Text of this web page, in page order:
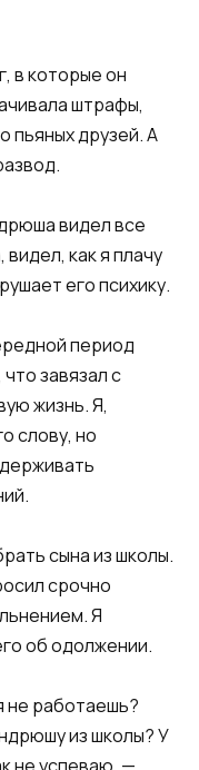
в которые он
штрафы,
пьяных друзей. А
видел все
как я плачу
его психику.​​
период
завязал с
жизнь. Я,
слову, но
сына из школы.
срочно
Я
об одолжении.​​
не работаешь?
из школы? У